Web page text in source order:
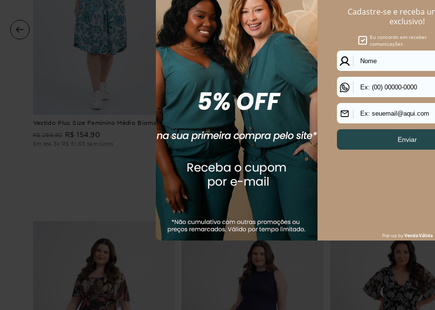
Vestido Plus Size Feminino Médio Bioma
R$ 259,90 R$ 154 90
Em até 3x R$ 51 63 sem juros
Vestido Plus Size Feminino Médio Linho
Planície
R$ 264,90 R$ 159,90
Em até3x sem juros
Vestido Plus Size Feminino Médio
Os mais vendidos